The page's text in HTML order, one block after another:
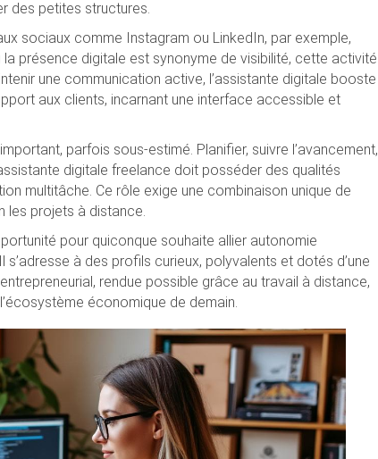
des petites structures.
sociaux comme Instagram ou LinkedIn, par exemple,
présence digitale est synonyme de visibilité, cette activité
une communication active, l’assistante digitale booste
aux clients, incarnant une interface accessible et
parfois sous-estimé. Planifier, suivre l’avancement,
digitale freelance doit posséder des qualités
multitâche. Ce rôle exige une combinaison unique de
les projets à distance.
pour quiconque souhaite allier autonomie
à des profils curieux, polyvalents et dotés d’une
rendue possible grâce au travail à distance,
économique de demain.